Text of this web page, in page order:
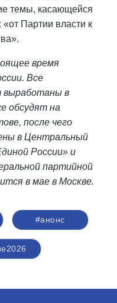
темы, касающейся
Партии власти к
время
Все
выработаны в
обсудят на
после чего
в Центральный
России» и
партийной
в мае в Москве.
#анонс